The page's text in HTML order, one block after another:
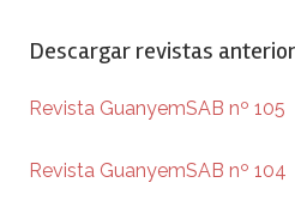
Descargar revistas
Revista GuanyemSAB nº 105
Revista GuanyemSAB nº 104